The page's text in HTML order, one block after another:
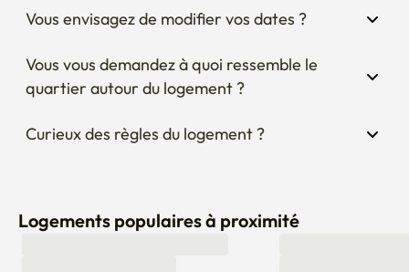
Vous envisagez de modifier vos dates ?
Vous vous demandez à quoi ressemble le
quartier autour du logement ?
Curieux des règles du logement ?
Logements populaires à proximité